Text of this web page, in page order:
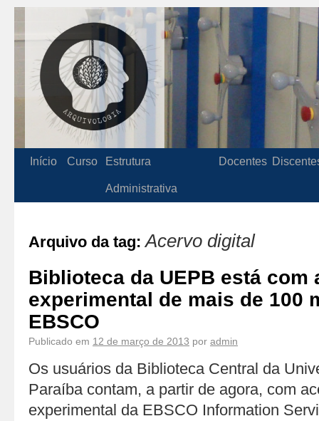
Início Curso Estrutura
Administrativa
Docentes
Arquivo da tag:Acervo digital
Biblioteca da UEPB está com
experimental de mais de 100
EBSCO
Publicado em 12 de março de 2013 por admin
Os usuários da Biblioteca Central da
Paraíba contam, a partir de agora, com
experimental da EBSCO Information